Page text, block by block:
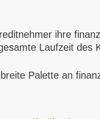
ihre
Laufzeit des
Palette an